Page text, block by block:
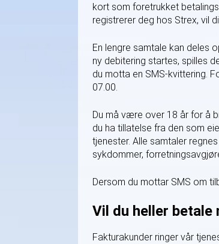
kort som foretrukket
registrerer deg hos Strex, vil
En lengre samtale kan deles
ny debitering startes, spilles
du motta en SMS-kvittering.
07.00.
Du må være over 18 år for å
du ha tillatelse fra den som
tjenester. Alle samtaler
sykdommer,
Dersom du mottar SMS om
Vil du heller betale
Fakturakunder ringer vår